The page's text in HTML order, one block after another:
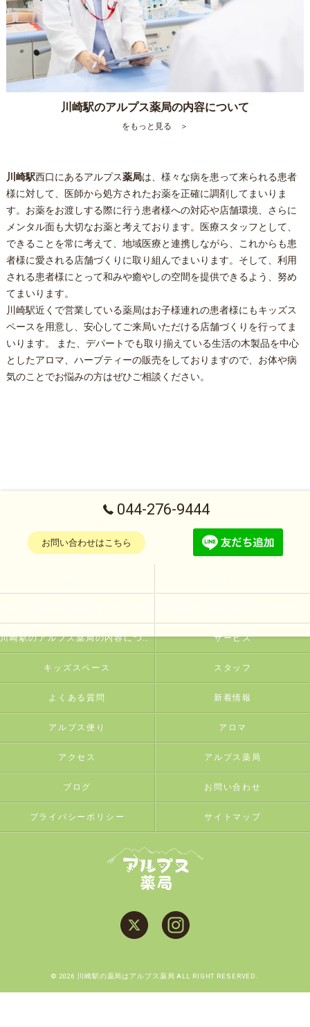
川崎駅のアルプス薬局の内容について
をもっと見る ＞
川崎駅西口にあるアルプス薬局は、様々な病を患って来られる患者
様に対して、医師から処方されたお薬を正確に調剤してまいりま
す。お薬をお渡しする際に行う患者様への対応や店舗環境、さらに
メンタル面も大切なお薬と考えております。医療スタッフとして、
できることを常に考えて、地域医療と連携しながら、これからも患
者様に愛される店舗づくりに取り組んでまいります。そして、利用
される患者様にとって和みや癒やしの空間を提供できるよう、努め
てまいります。
川崎駅近くで営業している薬局はお子様連れの患者様にもキッズス
ペースを用意し、安心してご来局いただける店舗づくりを行ってま
いります。 また、デパートでも取り揃えている生活の木製品を中心
としたアロマ、ハーブティーの販売をしておりますので、お体や病
気のことでお悩みの方はぜひご相談ください。
044-276-9444
お問い合わせはこちら
川崎駅のアルプス薬局の内容について サービス
キッズスペース スタッフ
よくある質問 新着情報
アルプス便り アロマ
アクセス アルプス薬局
ブログ お問い合わせ
プライバシーポリシー サイトマップ
© 2026 川崎駅の薬局はアルプス薬局 ALL RIGHT RESERVED.